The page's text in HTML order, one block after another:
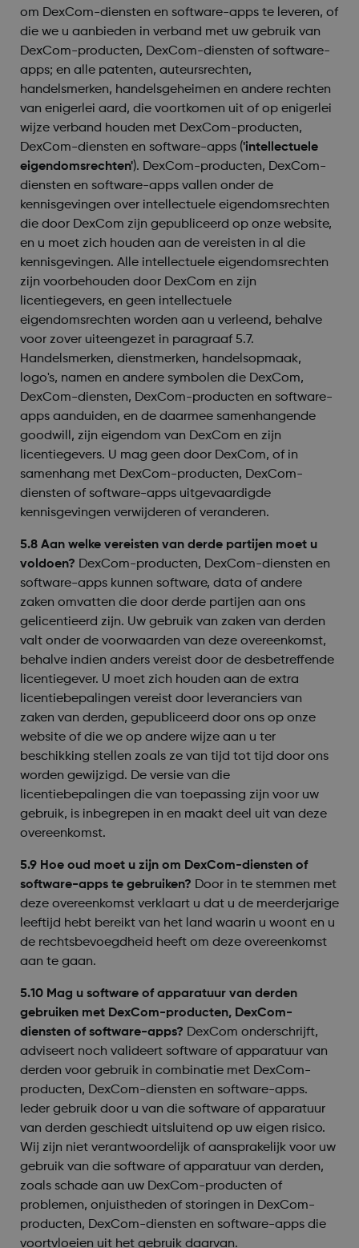
om DexCom-diensten en software-apps te leveren, of
die we u aanbieden in verband met uw gebruik van
DexCom-producten, DexCom-diensten of software-
apps; en alle patenten, auteursrechten,
handelsmerken, handelsgeheimen en andere rechten
van enigerlei aard, die voortkomen uit of op enigerlei
wijze verband houden met DexCom-producten,
DexCom-diensten en software-apps ('intellectuele
eigendomsrechten'). DexCom-producten, DexCom-
diensten en software-apps vallen onder de
kennisgevingen over intellectuele eigendomsrechten
die door DexCom zijn gepubliceerd op onze website,
en u moet zich houden aan de vereisten in al die
kennisgevingen. Alle intellectuele eigendomsrechten
zijn voorbehouden door DexCom en zijn
licentiegevers, en geen intellectuele
eigendomsrechten worden aan u verleend, behalve
voor zover uiteengezet in paragraaf 5.7.
Handelsmerken, dienstmerken, handelsopmaak,
logo's, namen en andere symbolen die DexCom,
DexCom-diensten, DexCom-producten en software-
apps aanduiden, en de daarmee samenhangende
goodwill, zijn eigendom van DexCom en zijn
licentiegevers. U mag geen door DexCom, of in
samenhang met DexCom-producten, DexCom-
diensten of software-apps uitgevaardigde
kennisgevingen verwijderen of veranderen.
5.8 Aan welke vereisten van derde partijen moet u
voldoen? DexCom-producten, DexCom-diensten en
software-apps kunnen software, data of andere
zaken omvatten die door derde partijen aan ons
gelicentieerd zijn. Uw gebruik van zaken van derden
valt onder de voorwaarden van deze overeenkomst,
behalve indien anders vereist door de desbetreffende
licentiegever. U moet zich houden aan de extra
licentiebepalingen vereist door leveranciers van
zaken van derden, gepubliceerd door ons op onze
website of die we op andere wijze aan u ter
beschikking stellen zoals ze van tijd tot tijd door ons
worden gewijzigd. De versie van die
licentiebepalingen die van toepassing zijn voor uw
gebruik, is inbegrepen in en maakt deel uit van deze
overeenkomst.
5.9 Hoe oud moet u zijn om DexCom-diensten of
software-apps te gebruiken? Door in te stemmen met
deze overeenkomst verklaart u dat u de meerderjarige
leeftijd hebt bereikt van het land waarin u woont en u
de rechtsbevoegdheid heeft om deze overeenkomst
aan te gaan.
5.10 Mag u software of apparatuur van derden
gebruiken met DexCom-producten, DexCom-
diensten of software-apps? DexCom onderschrijft,
adviseert noch valideert software of apparatuur van
derden voor gebruik in combinatie met DexCom-
producten, DexCom-diensten en software-apps.
Ieder gebruik door u van die software of apparatuur
van derden geschiedt uitsluitend op uw eigen risico.
Wij zijn niet verantwoordelijk of aansprakelijk voor uw
gebruik van die software of apparatuur van derden,
zoals schade aan uw DexCom-producten of
problemen, onjuistheden of storingen in DexCom-
producten, DexCom-diensten en software-apps die
voortvloeien uit het gebruik daarvan.